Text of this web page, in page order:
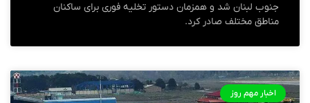
جنوب لبنان شد و همزمان دستور تخلیه فوری برای ساکنان
مناطق مختلف صادر کرد.
اخبار مهم روز